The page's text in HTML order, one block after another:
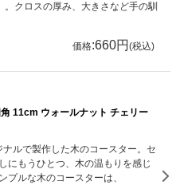
クロスの厚み、大きさなど手の馴
価格:660円 (税込)
11cm ウォールナット チェリー
ルで製作した木のコースター。セ
にもうひとつ、木の温もりを感じ
プルな木のコースターは、